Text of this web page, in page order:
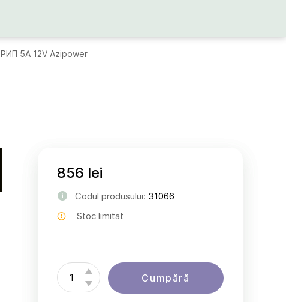
РИП 5А 12V Azipower
856 lei
Codul produsului: 31066
Stoc limitat
Cumpără